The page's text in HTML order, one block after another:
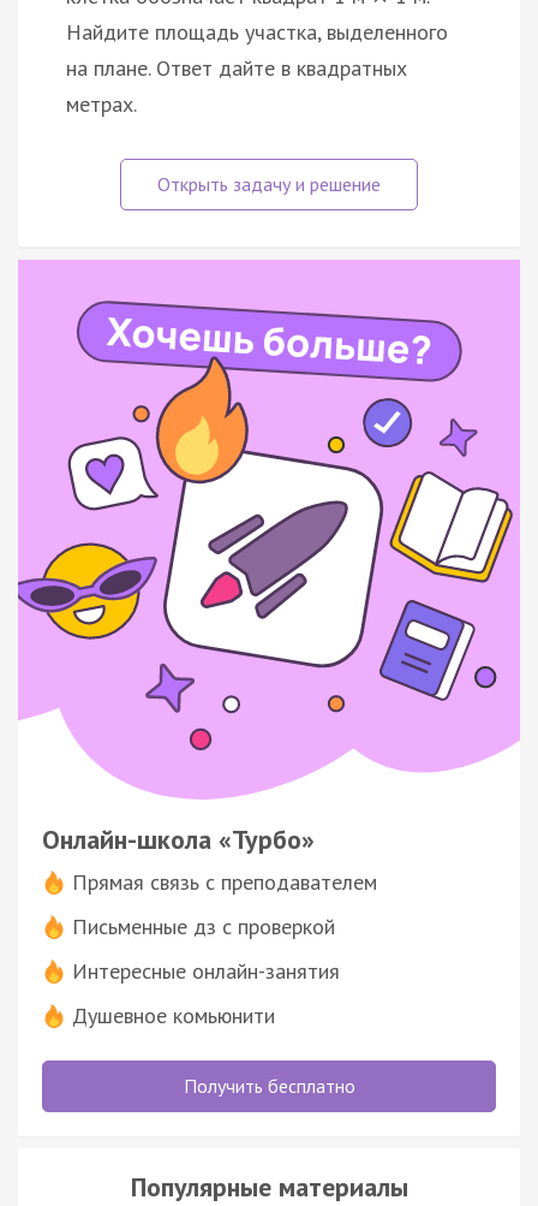
Найдите площадь участка, выделенного
на плане. Ответ дайте в квадратных
метрах.
Онлайн-школа «Турбо»
Прямая связь с преподавателем
Письменные дз с проверкой
Интересные онлайн-занятия
Душевное комьюнити
Получить бесплатно
Популярные материалы